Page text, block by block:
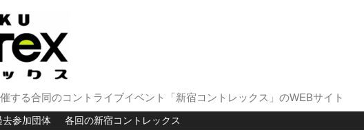
する合同のコントライブイベント「新宿コントレックス」のWEBサイト
去参加団体 各回の新宿コントレックス